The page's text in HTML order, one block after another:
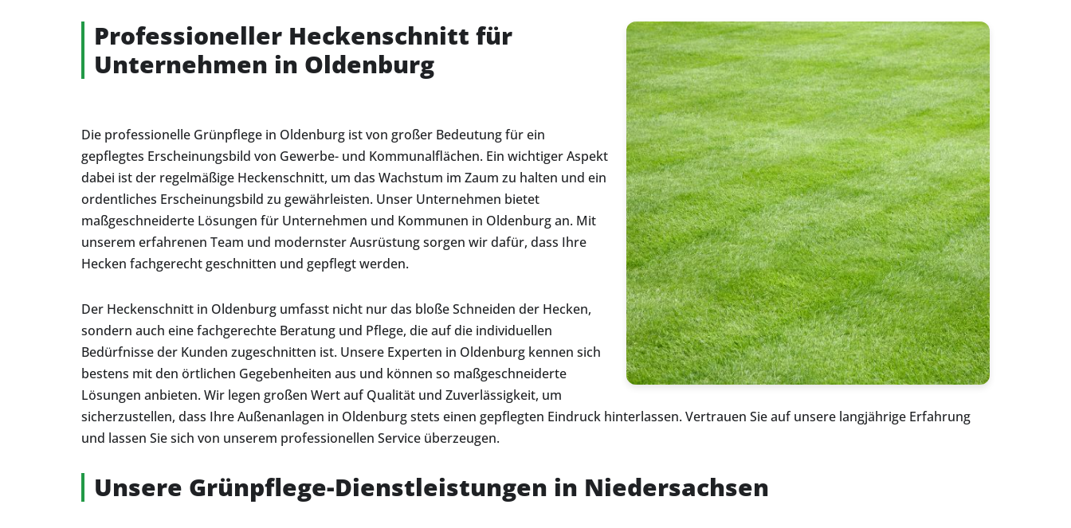
Professioneller Heckenschnitt für
Unternehmen in Oldenburg
Die professionelle Grünpflege in Oldenburg ist von großer Bedeutung für ein
gepflegtes Erscheinungsbild von Gewerbe- und Kommunalflächen. Ein wichtiger Aspekt
dabei ist der regelmäßige Heckenschnitt, um das Wachstum im Zaum zu halten und ein
ordentliches Erscheinungsbild zu gewährleisten. Unser Unternehmen bietet
maßgeschneiderte Lösungen für Unternehmen und Kommunen in Oldenburg an. Mit
unserem erfahrenen Team und modernster Ausrüstung sorgen wir dafür, dass Ihre
Hecken fachgerecht geschnitten und gepflegt werden.
Der Heckenschnitt in Oldenburg umfasst nicht nur das bloße Schneiden der Hecken,
sondern auch eine fachgerechte Beratung und Pflege, die auf die individuellen
Bedürfnisse der Kunden zugeschnitten ist. Unsere Experten in Oldenburg kennen sich
bestens mit den örtlichen Gegebenheiten aus und können so maßgeschneiderte
Lösungen anbieten. Wir legen großen Wert auf Qualität und Zuverlässigkeit, um
sicherzustellen, dass Ihre Außenanlagen in Oldenburg stets einen gepflegten Eindruck hinterlassen. Vertrauen Sie auf unsere langjährige Erfahrung
und lassen Sie sich von unserem professionellen Service überzeugen.
Unsere Grünpflege-Dienstleistungen in Niedersachsen